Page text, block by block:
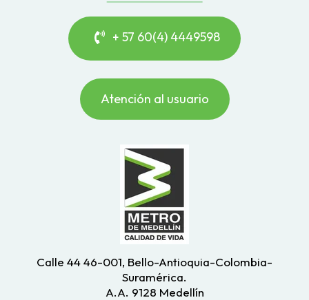
+ 57 60(4) 4449598
Atención al usuario
Calle 44 46-001, Bello-Antioquia-Colombia-
Suramérica.
A.A. 9128 Medellín